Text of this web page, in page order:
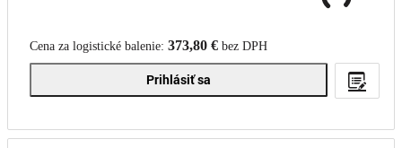
Cena za logistické balenie: 373,80 € bez DPH
Prihlásiť sa